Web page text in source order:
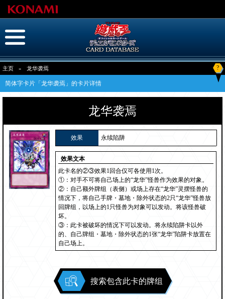
主页 » 龙华袭焉 ?
简体字卡片「龙华袭焉」的卡片详情
龙华袭焉
效果 永续陷阱
效果文本
此卡名的②③效果1回合仅可各使用1次。
①：对手不可将自己场上的“龙华”怪兽作为效果的对象。
②：自己额外牌组（表侧）或场上存在“龙华”灵摆怪兽的
情况下，将自己手牌・墓地・除外状态的2只“龙华”怪兽放
回牌组，以场上的1只怪兽为对象可以发动。将该怪兽破
坏。
③：此卡被破坏的情况下可以发动。将永续陷阱卡以外
的、自己牌组・墓地・除外状态的1张“龙华”陷阱卡放置在
自己场上。
搜索包含此卡的牌组